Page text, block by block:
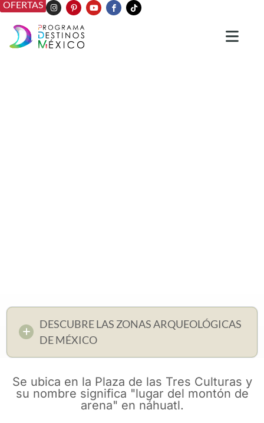
OFERTAS
DESCUBRE LAS ZONAS ARQUEOLÓGICAS
DE MÉXICO
Se ubica en la Plaza de las Tres Culturas y
su nombre significa "lugar del montón de
arena" en náhuatl.